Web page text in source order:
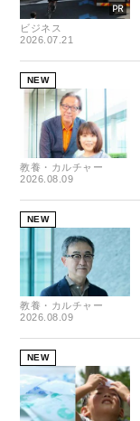
ビジネス
2026.07.21
NEW
教養・カルチャー
2026.08.09
NEW
教養・カルチャー
2026.08.09
NEW